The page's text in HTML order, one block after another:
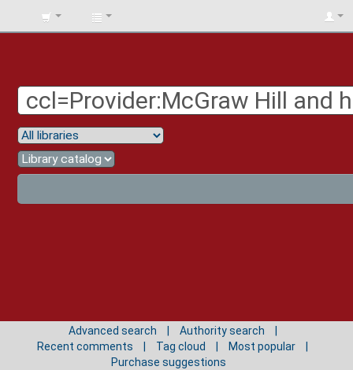
BIBLIOTECA
Advanced search
Authority search
Recent comments
Tag cloud
Most popular
Purchase suggestions